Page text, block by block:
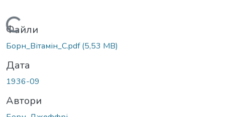
Вантажиться...
Файли
Борн_Вітамін_С.pdf(5,53 MB)
Дата
1936-09
Автори